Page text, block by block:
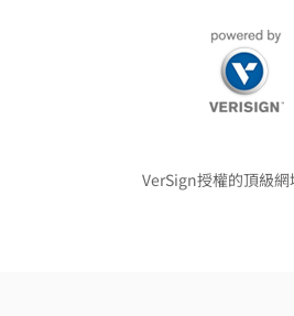
VerSign授權的頂級網